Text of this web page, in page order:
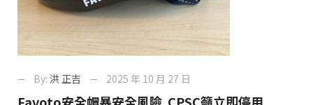
By: 洪 正吉 2025 年 10 月 27 日